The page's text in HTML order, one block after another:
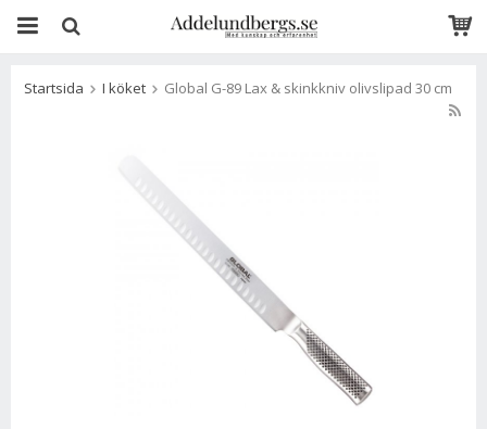
Startsida I köket Global G-89 Lax & skinkkniv olivslipad 30 cm